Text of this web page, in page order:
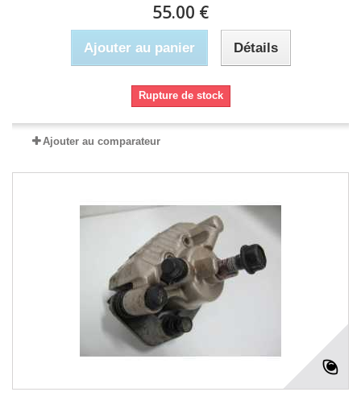
55.00 €
Ajouter au panier Détails
Rupture de stock
Ajouter au comparateur